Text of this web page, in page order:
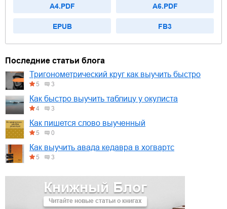
A4.PDF A6.PDF
EPUB FB3
Книжный Блог
Читайте новые статьи о книгах
Последние статьи блога
Тригонометрический круг как выучить быстро
5 3
Как быстро выучить таблицу у окулиста
4 3
Как пишется слово выученный
5 0
Как выучить авада кедавра в хогвартс
5 3